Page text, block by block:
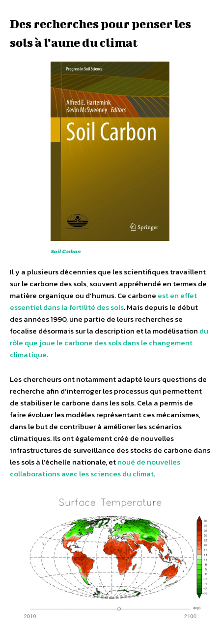
Des recherches pour penser les
sols à l’aune du climat
Soil Carbon
Il y a plusieurs décennies que les scientifiques travaillent
sur le carbone des sols, souvent appréhendé en termes de
matière organique ou d’humus. Ce carbone est en effet
essentiel dans la fertilité des sols. Mais depuis le début
des années 1990, une partie de leurs recherches se
focalise désormais sur la description et la modélisation du
rôle que joue le carbone des sols dans le changement
climatique.
Les chercheurs ont notamment adapté leurs questions de
recherche afin d’interroger les processus qui permettent
de stabiliser le carbone dans les sols. Cela a permis de
faire évoluer les modèles représentant ces mécanismes,
dans le but de contribuer à améliorer les scénarios
climatiques. Ils ont également créé de nouvelles
infrastructures de surveillance des stocks de carbone dans
les sols à l’échelle nationale, etnoué de nouvelles
collaborations avec les sciences du climat.